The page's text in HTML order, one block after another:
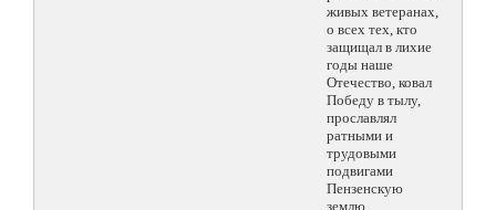
живых ветеранах,
о всех тех, кто
защищал в лихие
годы наше
Отечество, ковал
Победу в тылу,
прославлял
ратными и
трудовыми
подвигами
Пензенскую
землю.